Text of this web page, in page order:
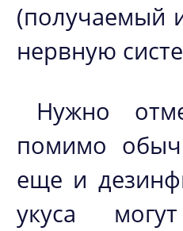
(получаемый
нервную
Нужно
помимо
еще и
укуса